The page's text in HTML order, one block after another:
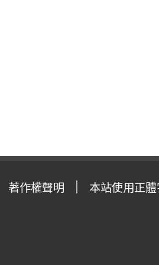
著作權聲明 本站使用正